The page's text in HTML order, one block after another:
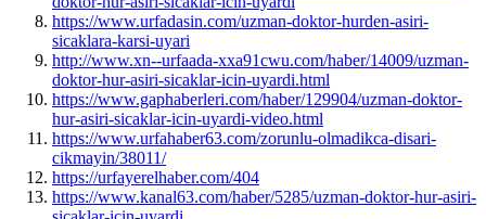
https://www.urfadasin.com/uzman-doktor-hurden-asiri-
sicaklara-karsi-uyari
http://www.xn--urfaada-xxa91cwu.com/haber/14009/uzman-
doktor-hur-asiri-sicaklar-icin-uyardi.html
https://www.gaphaberleri.com/haber/129904/uzman-doktor-
hur-asiri-sicaklar-icin-uyardi-video.html
https://www.urfahaber63.com/zorunlu-olmadikca-disari-
cikmayin/38011/
https://urfayerelhaber.com/404
https://www.kanal63.com/haber/5285/uzman-doktor-hur-asiri-